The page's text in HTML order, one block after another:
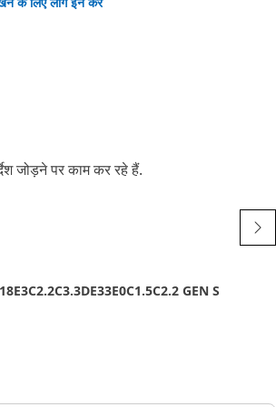
जोड़ने पर काम कर रहे हैं.
C2.2C3.3DE33E0C1.5C2.2 GEN S